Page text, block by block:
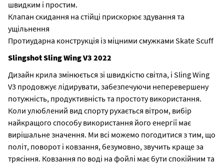
швидким і простим.
Клапан скидання на стійці прискорює здування та
ущільнення
Протиударна конструкція із міцними смужками Skate Scuff
Slingshot Sling Wing V3 2022
Дизайн крила змінюється зі швидкістю світла, і Sling Wing
V3 продовжує лідирувати, забезпечуючи неперевершену
потужність, продуктивність та простоту використання.
Коли улюблений вид спорту рухається вітром, вибір
найкращого способу використання його енергії має
вирішальне значення. Ми всі можемо погодитися з тим, що
політ, поворот і ковзання, безумовно, звучить краще за
трясіння. Ковзання по воді на фойлі має бути спокійним та